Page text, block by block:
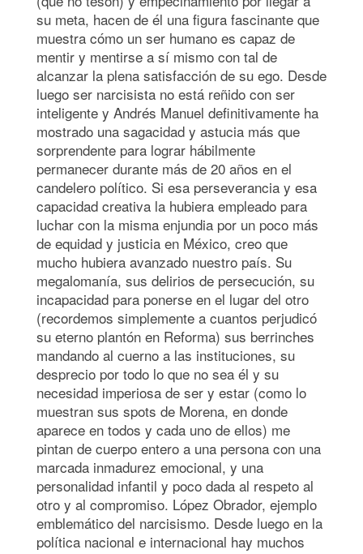
su meta, hacen de él una figura fascinante que
muestra cómo un ser humano es capaz de
mentir y mentirse a sí mismo con tal de
alcanzar la plena satisfacción de su ego. Desde
luego ser narcisista no está reñido con ser
inteligente y Andrés Manuel definitivamente ha
mostrado una sagacidad y astucia más que
sorprendente para lograr hábilmente
permanecer durante más de 20 años en el
candelero político. Si esa perseverancia y esa
capacidad creativa la hubiera empleado para
luchar con la misma enjundia por un poco más
de equidad y justicia en México, creo que
mucho hubiera avanzado nuestro país. Su
megalomanía, sus delirios de persecución, su
incapacidad para ponerse en el lugar del otro
(recordemos simplemente a cuantos perjudicó
su eterno plantón en Reforma) sus berrinches
mandando al cuerno a las instituciones, su
desprecio por todo lo que no sea él y su
necesidad imperiosa de ser y estar (como lo
muestran sus spots de Morena, en donde
aparece en todos y cada uno de ellos) me
pintan de cuerpo entero a una persona con una
marcada inmadurez emocional, y una
personalidad infantil y poco dada al respeto al
otro y al compromiso. López Obrador, ejemplo
emblemático del narcisismo. Desde luego en la
política nacional e internacional hay muchos